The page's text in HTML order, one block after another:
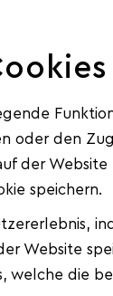
oder den
der
speichern.
Website
welche die